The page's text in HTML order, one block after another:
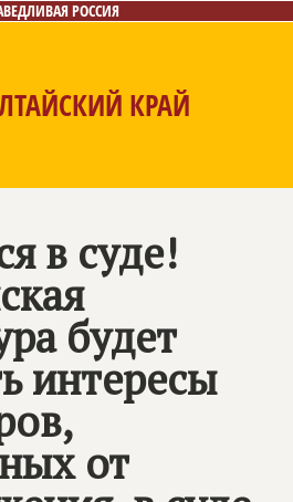
РОССИЯ
КРАЙ
в суде!
будет
интересы
от